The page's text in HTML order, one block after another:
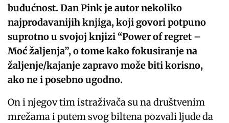
budućnost. Dan Pink je autor nekoliko
najprodavanijih knjiga, koji govori potpuno
suprotno u svojoj knjizi “Power of regret –
Moć žaljenja”, o tome kako fokusiranje na
žaljenje/kajanje zapravo može biti korisno,
ako ne i posebno ugodno.
On i njegov tim istraživača su na društvenim
mrežama i putem svog biltena pozvali ljude da